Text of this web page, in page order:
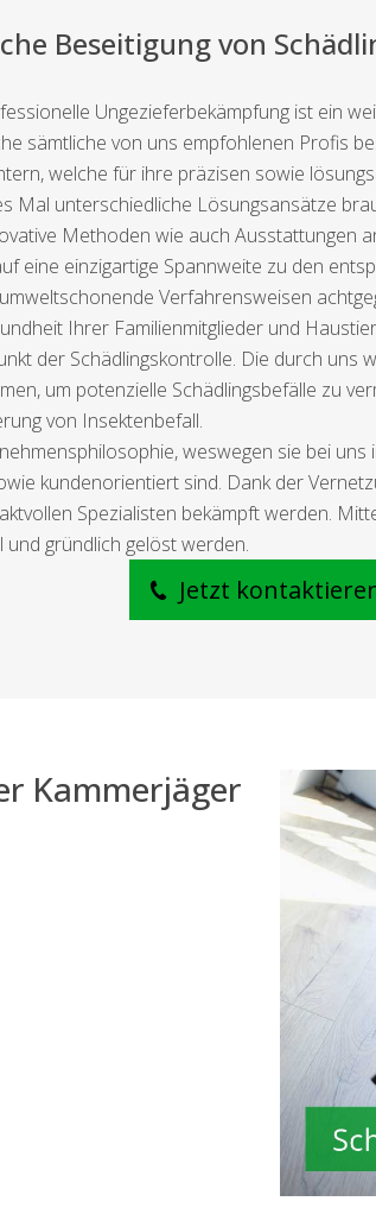
Beseitigung von
Ungezieferbekämpfung ist ein
sämtliche von uns empfohlenen Profis
welche für ihre präzisen sowie
Mal unterschiedliche Lösungsansätze
Methoden wie auch Ausstattungen
eine einzigartige Spannweite zu den
Verfahrensweisen
Ihrer Familienmitglieder und
der Schädlingskontrolle. Die durch
um potenzielle Schädlingsbefälle zu
von Insektenbefall.
weswegen sie bei
kundenorientiert sind. Dank der
Spezialisten bekämpft werden.
gründlich gelöst werden.
Jetzt
Kammerjäger